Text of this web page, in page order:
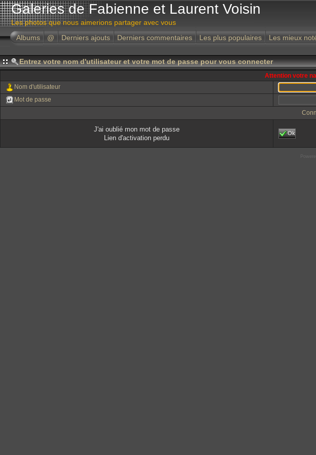
Galeries de Fabienne et Laurent Voisin
Les photos que nous aimerions partager avec vous
Albums
@ Derniers ajouts Derniers commentaires Les plus populaires Les mieux
Entrez votre nom d'utilisateur et votre mot de passe pour vous connecter
Attention votre
Nom d'utilisateur
Mot de passe
J'ai oublié mon mot de passe
Lien d'activation perdu
Ok